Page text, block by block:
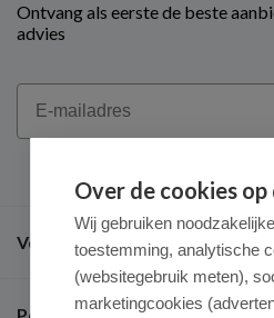
Ontvang als eerste de beste
advies
Email
Veel gestelde vragen
Over de cookies
Wij gebruiken
toestemming, analytische
(websitegebruik meten),
marketingcookies